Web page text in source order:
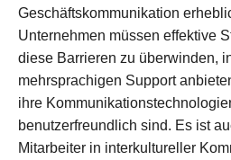
Geschäftskommunikation
Unternehmen müssen effektive
diese Barrieren zu überwinden,
mehrsprachigen Support
ihre
benutzerfreundlich sind. Es ist
Mitarbeiter in interkultureller